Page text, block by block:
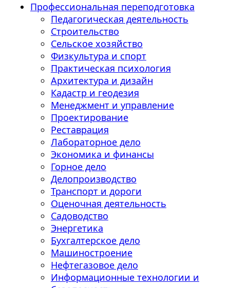
Профессиональная переподготовка
Педагогическая деятельность
Строительство
Сельское хозяйство
Физкультура и спорт
Практическая психология
Архитектура и дизайн
Кадастр и геодезия
Менеджмент и управление
Проектирование
Реставрация
Лабораторное дело
Экономика и финансы
Горное дело
Делопроизводство
Транспорт и дороги
Оценочная деятельность
Садоводство
Энергетика
Бухгалтерское дело
Машиностроение
Нефтегазовое дело
Информационные технологии и